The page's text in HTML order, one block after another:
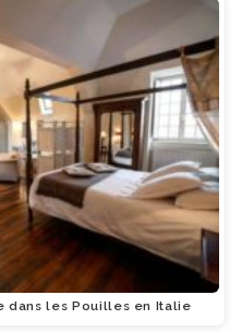
dans les Pouilles en Italie